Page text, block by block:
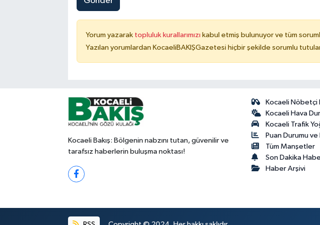
Yorum yazarak topluluk kurallarımızı kabul etmiş bulunuyor ve tüm
Yazılan yorumlardan KocaeliBAKIŞGazetesi hiçbir şekilde sorumlu
Kocaeli Bakış: Bölgenin nabzını tutan, güvenilir ve
tarafsız haberlerin buluşma noktası!
Kocaeli Nöbetçi
Kocaeli Hava
Kocaeli Trafik
Puan Durumu
Tüm Manşetler
Son Dakika
Haber Arşivi